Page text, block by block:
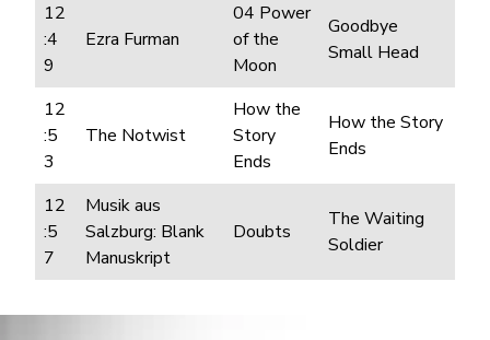
12
:4
9
Ezra Furman
04 Power
of the
Moon
Goodbye
Small Head
12
:5
3
The Notwist
How the
Story
Ends
How the Story
Ends
12
:5
7
Musik aus
Salzburg: Blank
Manuskript
Doubts
The Waiting
Soldier